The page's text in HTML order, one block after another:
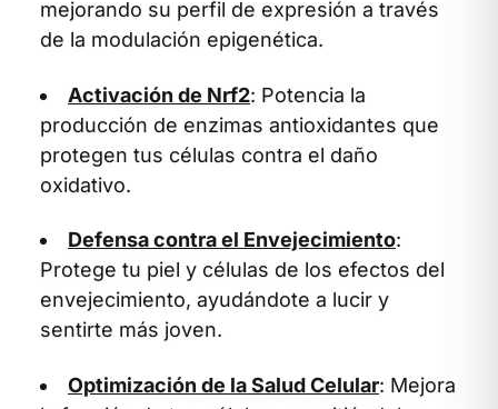
mejorando su perfil de expresión a través
de la modulación epigenética.
Activación de Nrf2: Potencia la
producción de enzimas antioxidantes que
protegen tus células contra el daño
oxidativo.
Defensa contra el Envejecimiento:
Protege tu piel y células de los efectos del
envejecimiento, ayudándote a lucir y
sentirte más joven.
Optimización de la Salud Celular: Mejora